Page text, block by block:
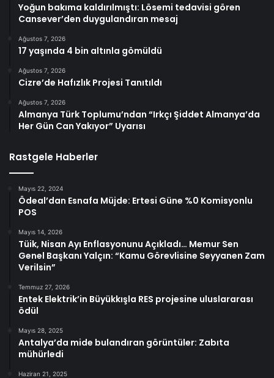
Yoğun bakıma kaldırılmıştı: Lösemi tedavisi gören
Cansever’den duygulandıran mesaj
Ağustos 7, 2026
17 yaşında 4 bin altınla gömüldü
Ağustos 7, 2026
Cizre’de Hafızlık Projesi Tanıtıldı
Ağustos 7, 2026
Almanya Türk Toplumu’ndan “Irkçı Şiddet Almanya’da
Her Gün Can Yakıyor” Uyarısı
Rastgele Haberler
Mayıs 22, 2024
Ödeal’dan Esnafa Müjde: Ertesi Güne %0 Komisyonlu
POS
Mayıs 14, 2026
Tüik, Nisan Ayı Enflasyonunu Açıkladı… Memur Sen
Genel Başkanı Yalçın: “Kamu Görevlisine Seyyanen Zam
Verilsin”
Temmuz 27, 2026
Entek Elektrik’in Büyükkışla RES projesine uluslararası
ödül
Mayıs 28, 2025
Antalya’da mide bulandıran görüntüler: Zabıta
mühürledi
Haziran 21, 2025